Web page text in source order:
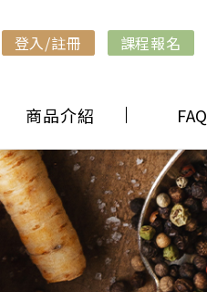
登入/註冊 課程報名
商品介紹 FAQ